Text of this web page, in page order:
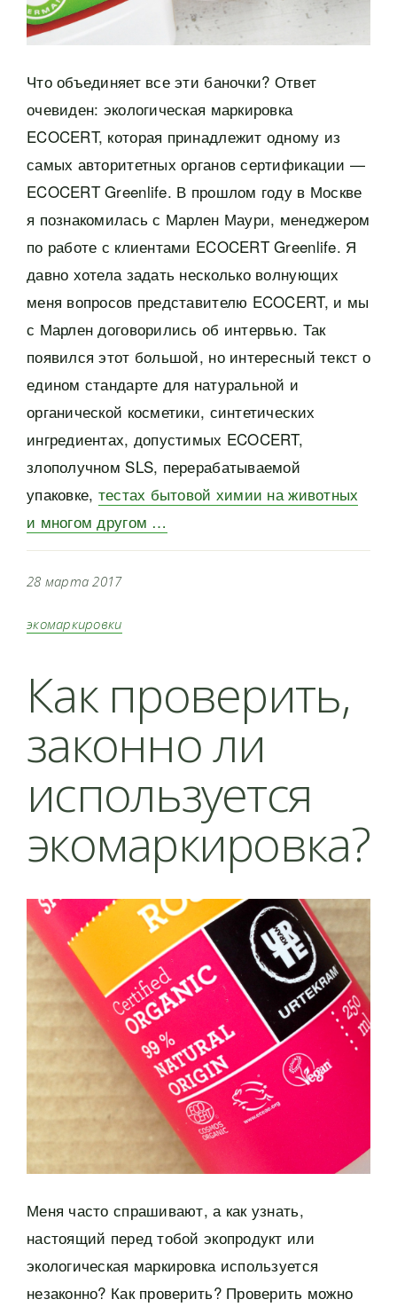
Что объединяет все эти баночки? Ответ
очевиден: экологическая маркировка
ECOCERT, которая принадлежит одному из
самых авторитетных органов сертификации —
ECOCERT Greenlife. В прошлом году в Москве
я познакомилась с Марлен Маури, менеджером
по работе с клиентами ECOCERT Greenlife. Я
давно хотела задать несколько волнующих
меня вопросов представителю ECOCERT, и мы
с Марлен договорились об интервью. Так
появился этот большой, но интересный текст о
едином стандарте для натуральной и
органической косметики, синтетических
ингредиентах, допустимых ECOCERT,
злополучном SLS, перерабатываемой
упаковке, тестах бытовой химии на животных
и многом другом …
28 марта 2017
экомаркировки
Как проверить,
законно ли
используется
экомаркировка?
Меня часто спрашивают, а как узнать,
настоящий перед тобой экопродукт или
экологическая маркировка используется
незаконно? Как проверить? Проверить можно